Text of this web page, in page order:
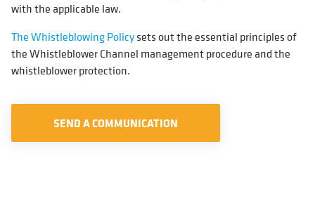
with the applicable law.
The Whistleblowing Policysets out the essential principles of
the Whistleblower Channel management procedure and the
whistleblower protection.
SEND A COMMUNICATION